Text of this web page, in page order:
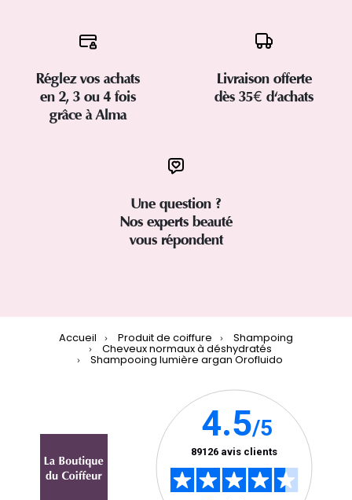
Réglez vos achats
en 2, 3 ou 4 fois
grâce à Alma
Livraison offerte
dès 35€ d'achats
Une question ?
Nos experts beauté
vous répondent
Accueil Produit de coiffure Shampoing
Cheveux normaux à déshydratés
Shampooing lumière argan Orofluido